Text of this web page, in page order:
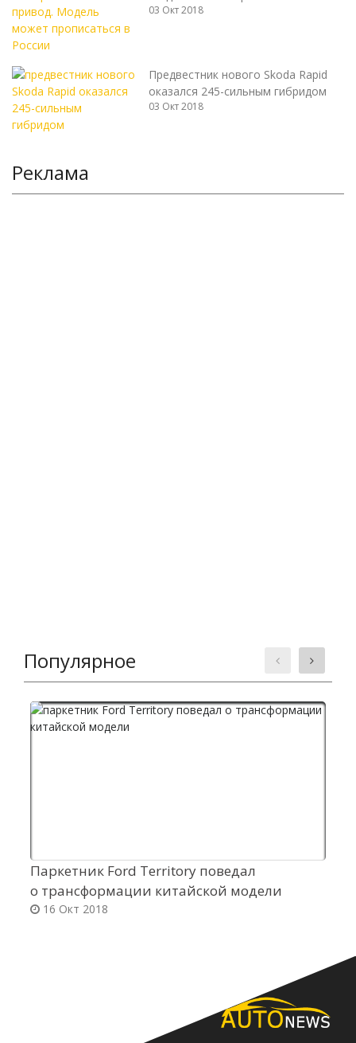
03 Окт 2018
Предвестник нового Skoda Rapid
оказался 245-сильным гибридом
03 Окт 2018
Реклама
Популярное
Паркетник Ford Territory поведал
о трансформации китайской модели
16 Окт 2018